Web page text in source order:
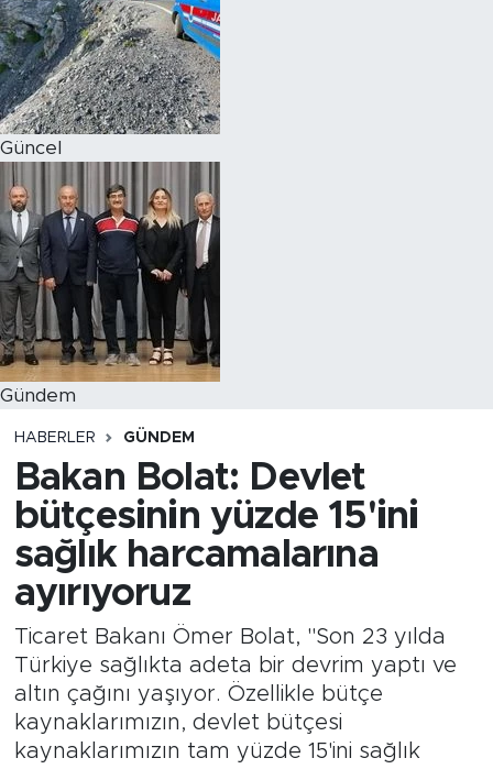
Güncel
Gündem
HABERLER GÜNDEM
Bakan Bolat: Devlet
bütçesinin yüzde 15'ini
sağlık harcamalarına
ayırıyoruz
Ticaret Bakanı Ömer Bolat, "Son 23 yılda
Türkiye sağlıkta adeta bir devrim yaptı ve
altın çağını yaşıyor. Özellikle bütçe
kaynaklarımızın, devlet bütçesi
kaynaklarımızın tam yüzde 15'ini sağlık
Magazin
Özel Haber
Politika
Resmi İlanlar
Sağlık
Spor
Turizm